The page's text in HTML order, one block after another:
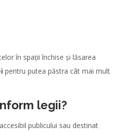
în spații închise și lăsarea
pentru putea păstra cât mai mult
legii?
publicului sau destinat